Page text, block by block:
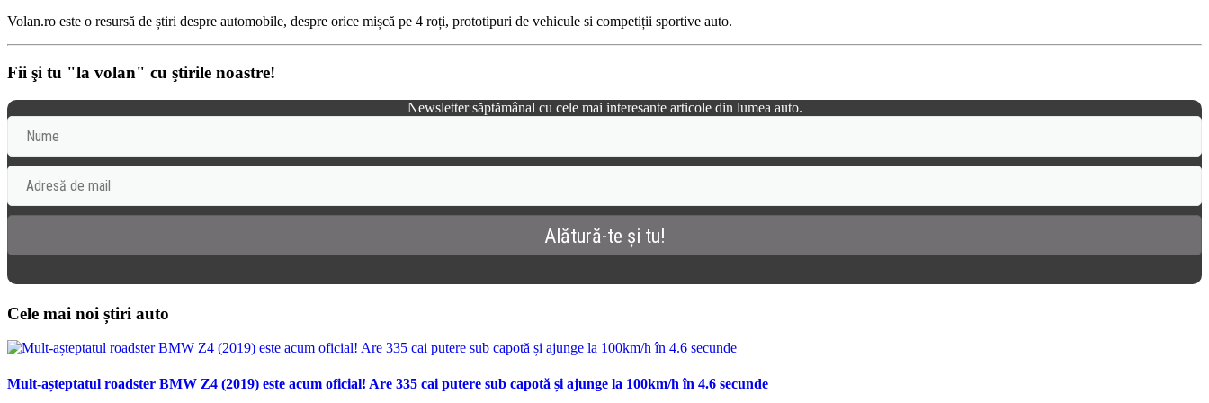
Volan.ro este o resursă de știri despre automobile, despre orice mișcă pe 4 roți, prototipuri de vehicule si competiții sportive auto.
Fii şi tu "la volan" cu ştirile noastre!
Newsletter săptămânal cu cele mai interesante articole din lumea auto.
Cele mai noi știri auto
Mult-așteptatul roadster BMW Z4 (2019) este acum oficial! Are 335 cai putere sub capotă și ajunge la 100km/h în 4.6 secunde